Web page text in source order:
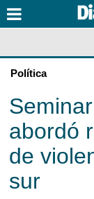
Política
abordó
de
sur